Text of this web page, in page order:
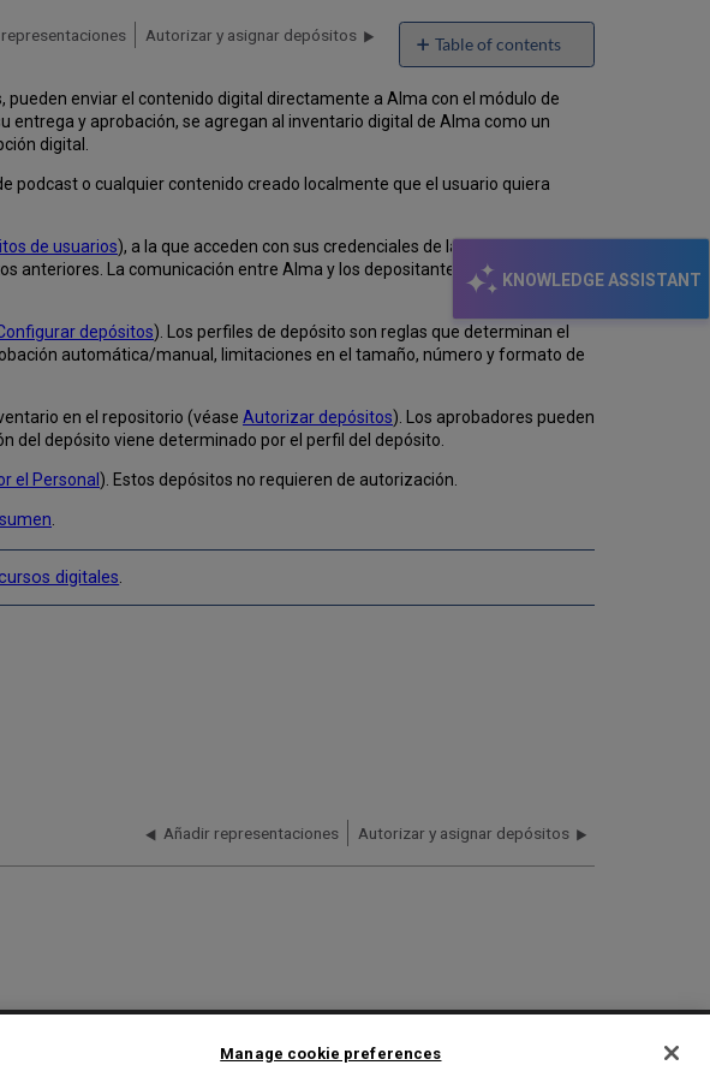
KNOWLEDGE ASSISTANT
Table of contents
No
Autorizar y asignar depósitos
enviar el contenido digital directamente a Alma con el módulo de
entrega y aprobación, se agregan al inventario digital de Alma como un
digital.
podcast o cualquier contenido creado localmente que el usuario quiera
de usuarios), a la que acceden con sus credenciales de la institución
anteriores. La comunicación entre Alma y los depositantes es
depósitos). Los perfiles de depósito son reglas que determinan el
automática/manual, limitaciones en el tamaño, número y formato de
en el repositorio (véase Autorizar depósitos). Los aprobadores pueden
del depósito viene determinado por el perfil del depósito.
el Personal ). Estos depósitos no requieren de autorización.
.
digitales.
Añadir representaciones Autorizar y asignar depósitos
2025 Ex Libris. All rights reserved
Manage cookie preferences